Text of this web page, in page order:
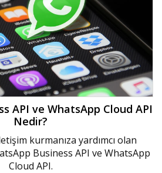
API ve WhatsApp Cloud API
Nedir?
kurmanıza yardımcı olan
Business API ve WhatsApp
Cloud API.